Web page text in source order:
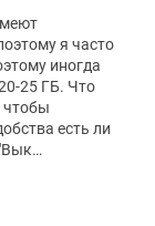
я часто
иногда
25 ГБ. Что
чтобы
есть ли